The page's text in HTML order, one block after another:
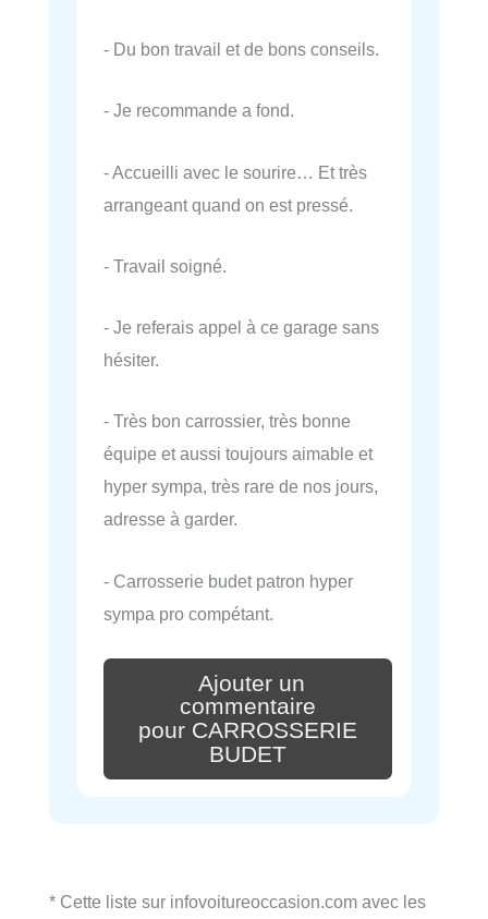
- Du bon travail et de bons conseils.
- Je recommande a fond.
- Accueilli avec le sourire… Et très
arrangeant quand on est pressé.
- Travail soigné.
- Je referais appel à ce garage sans
hésiter.
- Très bon carrossier, très bonne
équipe et aussi toujours aimable et
hyper sympa, très rare de nos jours,
adresse à garder.
- Carrosserie budet patron hyper
sympa pro compétant.
Ajouter un
commentaire
pour CARROSSERIE
BUDET
* Cette liste sur infovoitureoccasion.com avec les